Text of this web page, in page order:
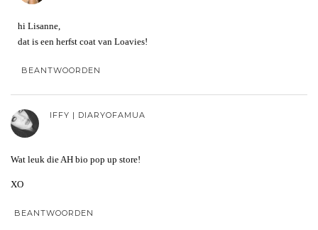
hi Lisanne,
dat is een herfst coat van Loavies!
BEANTWOORDEN
IFFY | DIARYOFAMUA
Wat leuk die AH bio pop up store!
XO
BEANTWOORDEN